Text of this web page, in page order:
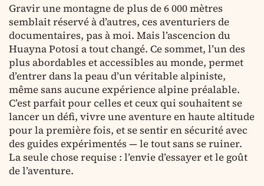
Gravir une montagne de plus de 6 000 mètres
semblait réservé à d’autres, ces aventuriers de
documentaires, pas à moi. Mais l’ascencion du
Huayna Potosi a tout changé. Ce sommet, l’un des
plus abordables et accessibles au monde, permet
d’entrer dans la peau d’un véritable alpiniste,
même sans aucune expérience alpine préalable.
C’est parfait pour celles et ceux qui souhaitent se
lancer un défi, vivre une aventure en haute altitude
pour la première fois, et se sentir en sécurité avec
des guides expérimentés — le tout sans se ruiner.
La seule chose requise : l’envie d’essayer et le goût
de l’aventure.